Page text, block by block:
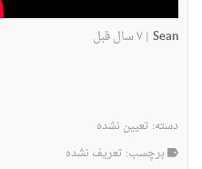
Sean
|۷ سال قبل
دسته: تعیین نشده
برچسب: تعریف نشده